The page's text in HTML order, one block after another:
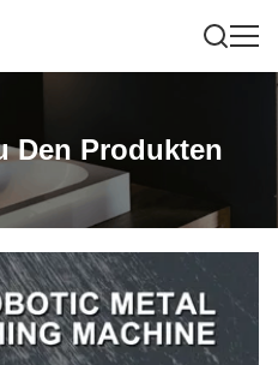
Den Produkten